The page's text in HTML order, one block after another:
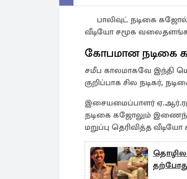
பாலிவுட் நடிகை
வீடியோ சமூக
கோபமான நடிகை
சமீப காலமாகவே இந்தி
குறிப்பாக சில நடிகர்,
இசையமைப்பாளர்
நடிகை கஜோலும்
மறுப்பு தெரிவித்த
தற்போது